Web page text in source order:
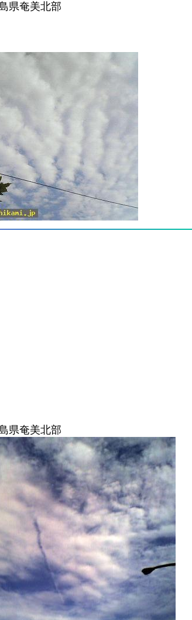
県奄美北部
県奄美北部